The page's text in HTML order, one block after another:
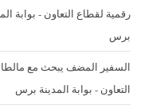
رقمية لقطاع التعاون - بوابة
برس
السفير المضف يبحث مع
التعاون - بوابة المدينة برس